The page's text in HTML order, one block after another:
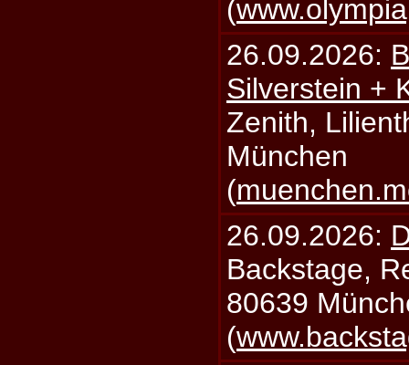
(
26.09.2026:
Silverstein +
Zenith,
München
(
26.09.2026:
Backstage,
80639
(